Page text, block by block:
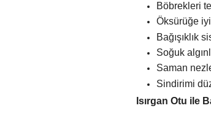
Böbrekleri
Öksürüğe
Bağışıklık
Soğuk
Saman
Sindirimi
Isırgan Otu ile